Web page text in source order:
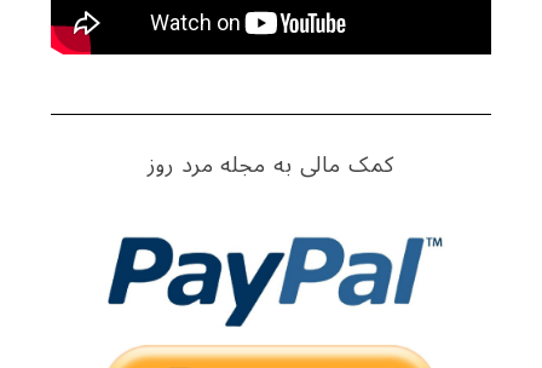
کمک مالی به مجله مرد روز